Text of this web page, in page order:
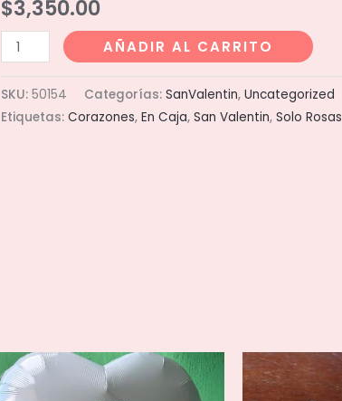
$3,350.00
Caja
80
rosas
cantidad
AÑADIR AL CARRITO
SKU: 50154 Categorías: SanValentin, Uncategorized
Etiquetas: Corazones, En Caja, San Valentin, Solo Rosas